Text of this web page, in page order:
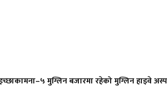
मुग्लिन बजारमा रहेको मुग्लिन हाइवे